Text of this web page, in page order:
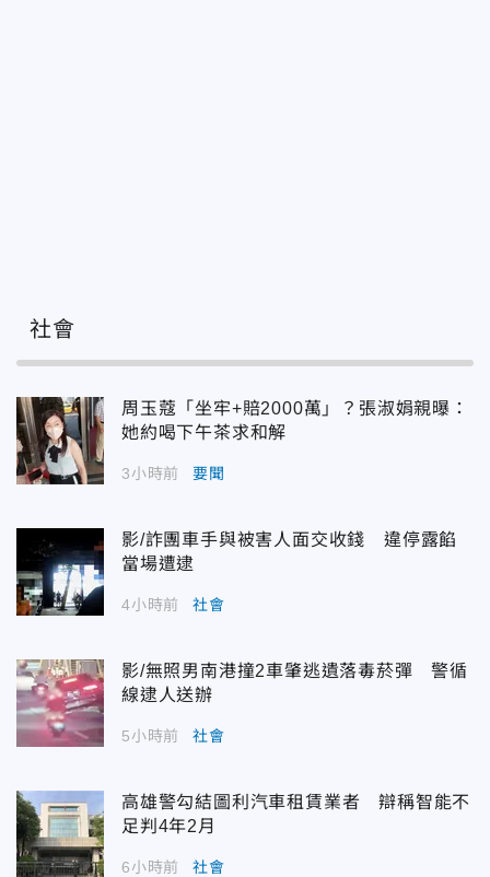
社會
周玉蔻「坐牢+賠2000萬」？張淑娟親曝：
她約喝下午茶求和解
3小時前 要聞
影/詐團車手與被害人面交收錢 違停露餡
當場遭逮
4小時前 社會
影/無照男南港撞2車肇逃遺落毒菸彈 警循
線逮人送辦
5小時前 社會
高雄警勾結圖利汽車租賃業者 辯稱智能不
足判4年2月
6小時前 社會